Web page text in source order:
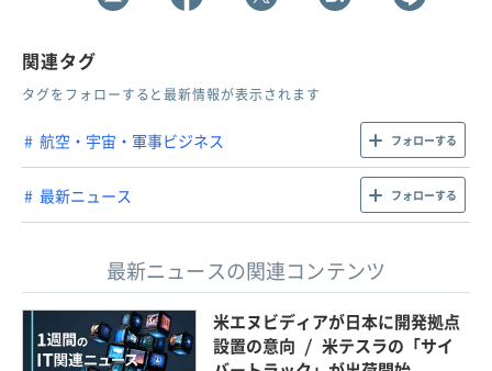
関連タグ
タグをフォローすると最新情報が表示されます
航空・宇宙・軍事ビジネス フォローする
最新ニュース フォローする
最新ニュースの関連コンテンツ
米エヌビディアが日本に開発拠点
設置の意向 / 米テスラの「サイ